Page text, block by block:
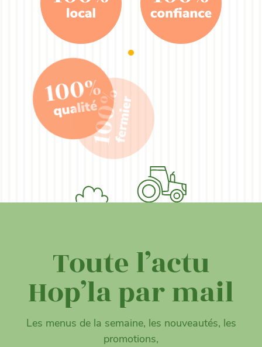
Toute l’actu
Hop’la par mail
Les menus de la semaine, les nouveautés, les
promotions,